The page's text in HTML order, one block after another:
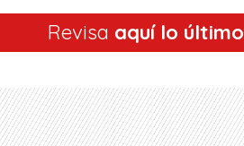
Revisa aquí lo último